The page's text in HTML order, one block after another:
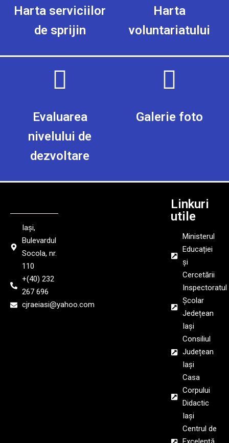
Harta serviciilor
de sprijin
Harta
voluntariatului
Evaluarea
nivelului de
dezvoltare
Galerie foto
Iași,
Bulevardul
Socola, nr.
110
+(40) 232
267 696
cjraeiasi@yahoo.com
Linkuri
utile
Ministerul
Educației
și
Cercetării
Inspectoratul
Școlar
Jedețean
Iași
Consiliul
Județean
Iași
Casa
Corpului
Didactic
Iași
Centrul de